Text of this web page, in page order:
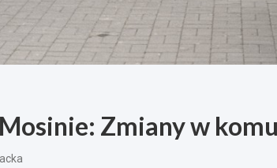
Zmiany w